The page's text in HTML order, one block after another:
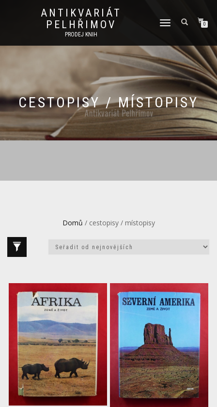
ANTIKVARIÁT
PELHŘIMOV
PRODEJ KNIH
PŘEPNOUT
0
CESTOPISY / MÍSTOPISY
Domů / cestopisy / místopisy